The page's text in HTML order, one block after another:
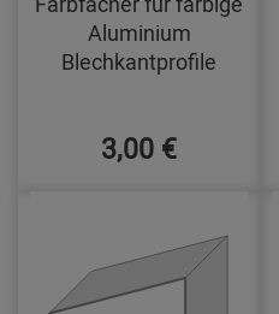
Aluminium
Blechkantprofile
3,00 €